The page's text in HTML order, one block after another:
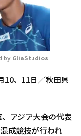
Mute
by GliaStudios
10、11日／秋田県
アジア大会の代表
成競技が行われ